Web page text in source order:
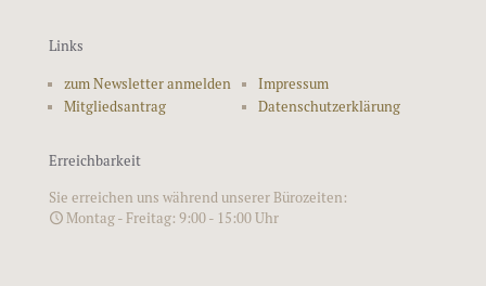
Links
zum Newsletter anmelden
Mitgliedsantrag
Impressum
Datenschutzerklärung
Erreichbarkeit
Sie erreichen uns während unserer Bürozeiten:
Montag - Freitag: 9:00 - 15:00 Uhr